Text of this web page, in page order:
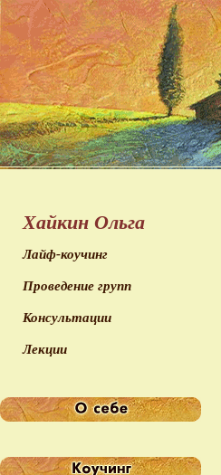
Хайкин Ольга
Лайф-коучинг
Проведение групп
Консультации
Лекции